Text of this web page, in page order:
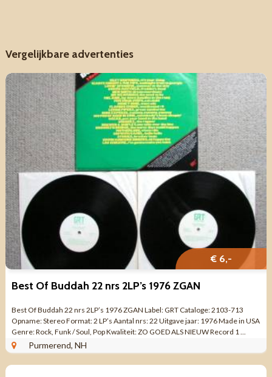
Vergelijkbare advertenties
€ 6,-
Best Of Buddah 22 nrs 2LP’s 1976 ZGAN
Best Of Buddah 22 nrs 2LP’s 1976 ZGAN Label: GRT Cataloge: 2103-713
Opname: Stereo Format: 2 LP’s Aantal nrs: 22 Uitgave jaar: 1976 Made in USA
Genre: Rock, Funk / Soul, Pop Kwaliteit: ZO GOED ALS NIEUW Record 1 ...
Purmerend, NH